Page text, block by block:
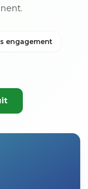
engagement